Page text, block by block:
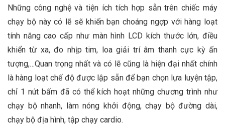
Những công nghệ và tiện ích tích hợp sẵn trên chiếc máy
chạy bộ này có lẽ sẽ khiến bạn choáng ngợp với hàng loạt
tính năng cao cấp như màn hình LCD kích thước lớn, điều
khiển từ xa, đo nhịp tim, loa giải trí âm thanh cực kỳ ấn
tượng,…Quan trọng nhất và có lẽ cũng là hiện đại nhất chính
là hàng loạt chế độ được lập sẵn để bạn chọn lựa luyện tập,
chỉ 1 nút bấm đã có thể kích hoạt những chương trình như
chạy bộ nhanh, làm nóng khởi động, chạy bộ đường dài,
chạy bộ địa hình, tập chạy cardio.